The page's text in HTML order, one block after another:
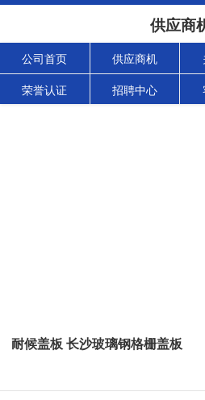
供应商
公司首页 供应商机
荣誉认证 招聘中心
耐候盖板 长沙玻璃钢格栅盖板